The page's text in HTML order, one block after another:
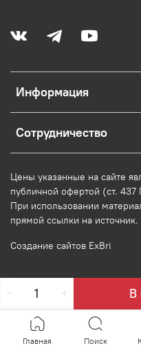
В
Информация
Сотрудничество
Цены указанные на сайте
публичной офертой (ст. 437
При использовании
прямой ссылки на источник.
Создание сайтов ExBri
Главная Поиск